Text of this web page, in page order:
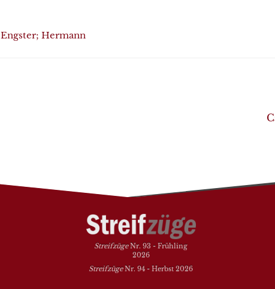
Engster; Hermann
StreifzügeNr. 93 - Frühling
2026
StreifzügeNr. 94 - Herbst 2026